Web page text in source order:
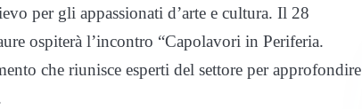
per gli appassionati d’arte e cultura. Il 28
ospiterà l’incontro “Capolavori in Periferia.
che riunisce esperti del settore per approfondire